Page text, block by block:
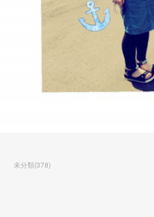
未分類(378)